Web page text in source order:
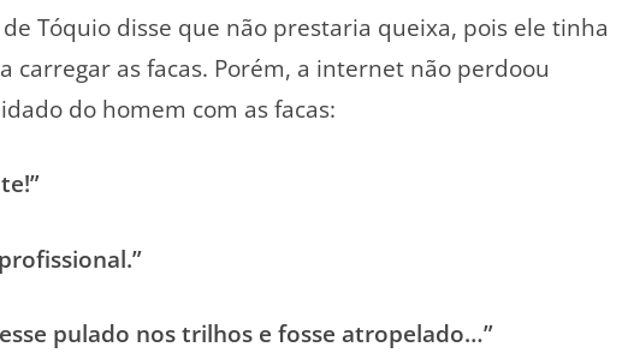
Tóquio disse que não prestaria queixa, pois ele tinha
carregar as facas. Porém, a internet não perdoou
do homem com as facas:
pulado nos trilhos e fosse atropelado…”